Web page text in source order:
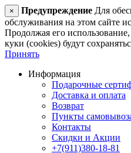
× Предупреждение Для
обслуживания на этом сайте
Продолжая его
куки (cookies) будут
Принять
Информация
Подарочные
Доставка и оплата
Возврат
Пункты
Контакты
Скидки и Акции
+7(911)380-18-81